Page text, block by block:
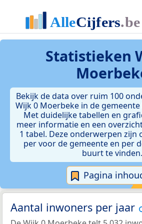
Statistieken
Bekijk de data over ruim 100
Wijk 0 Moerbeke in de
Met duidelijke tabellen en
meer informatie en een
1 tabel. Deze onderwerpen zijn
per voor de gemeente en per
buurt te vinden.
Pagina
Aantal inwoners per jaar